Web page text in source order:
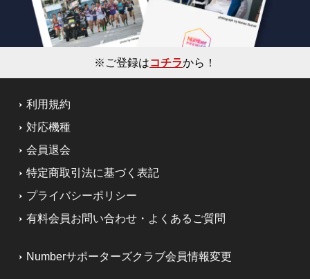
※ご登録はコチラから！
利用規約
対応機種
会員退会
特定商取引法に基づく表記
プライバシーポリシー
有料会員お問い合わせ・よくあるご質問
Numberサポーターズクラブ会員情報変更